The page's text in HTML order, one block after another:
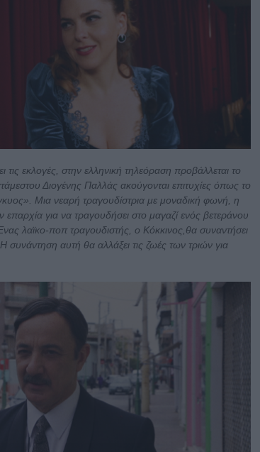
εκλογές, στην ελληνική τηλεόραση προβάλλεται το
Διογένης Παλλάς ακούγονται επιτυχίες όπως το
Μια νεαρή τραγουδίστρια με μοναδική φωνή, η
για να τραγουδήσει στο μαγαζί ενός βετεράνου
λαϊκο-ποπ τραγουδιστής, ο Κόκκινος,θα συναντήσει
αυτή θα αλλάξει τις ζωές των τριών για